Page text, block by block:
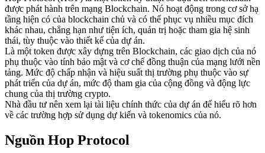
USDC Futures vĩnh cửu
Futures sử dụng USDC làm tài sản thế chấp
được phát hành trên mạng Blockchain. Nó hoạt động trong cơ sở hạ
tầng hiện có của blockchain chủ và có thể phục vụ nhiều mục đích
khác nhau, chẳng hạn như tiện ích, quản trị hoặc tham gia hệ sinh
thái, tùy thuộc vào thiết kế của dự án.
Là một token được xây dựng trên Blockchain, các giao dịch của nó
phụ thuộc vào tính bảo mật và cơ chế đồng thuận của mạng lưới nền
tảng. Mức độ chấp nhận và hiệu suất thị trường phụ thuộc vào sự
phát triển của dự án, mức độ tham gia của cộng đồng và động lực
chung của thị trường crypto.
Nhà đầu tư nên xem lại tài liệu chính thức của dự án để hiểu rõ hơn
về các trường hợp sử dụng dự kiến và tokenomics của nó.
Nguồn Hop Protocol